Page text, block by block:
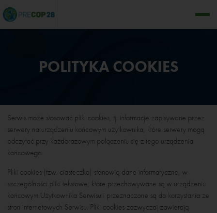
POLITYKA COOKIES
Serwis może stosować pliki cookies, tj. informacje zapisywane przez
serwery na urządzeniu końcowym użytkownika, które serwery mogą
odczytać przy każdorazowym połączeniu się z tego urządzenia
końcowego.
Pliki cookies (tzw. ciasteczka) stanowią dane informatyczne, w
szczególności pliki tekstowe, które przechowywane są w urządzeniu
końcowym Użytkownika Serwisu i przeznaczone są do korzystania ze
stron internetowych Serwisu. Pliki cookies zazwyczaj zawierają